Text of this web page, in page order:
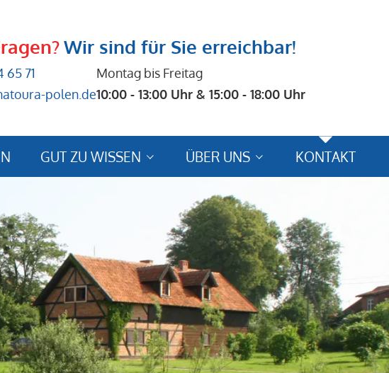
Wir sind für Sie erreichbar!
65 71
polen.de
Montag bis Freitag
10:00 - 13:00 Uhr & 15:00 - 18:00 Uhr
GUT ZU WISSEN
Buchungshinweise
Reiseschutz
Reisebedingung
FAQ - Fragen und Antworten
ÜBER UNS
Reiseberichte / Bewertungen
Bewertungsformular
KONTAKT